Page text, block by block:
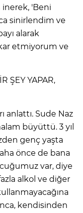
'Beni
sinirlendim ve
alarak
etmiyorum ve
ŞEY YAPAR,
anlattı. Sude Naz
büyüttü. 3 yıl
genç yaşta
önce de bana
var, diye
alkol ve diğer
kendisinden